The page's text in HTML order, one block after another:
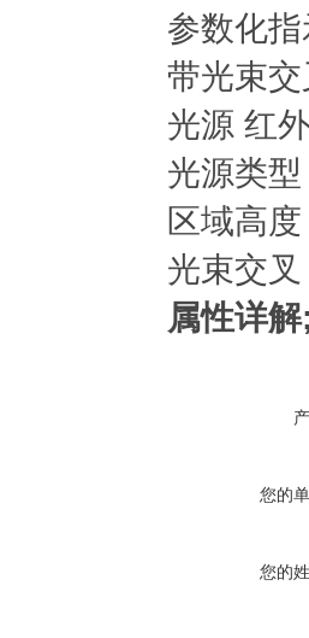
参数化
带光束
光源 红
光源类
区域高
光束交
属性详
您的
您的